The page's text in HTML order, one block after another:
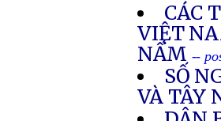
CÁC
VIỆT
NẤM --
SỐ
VÀ TÂY